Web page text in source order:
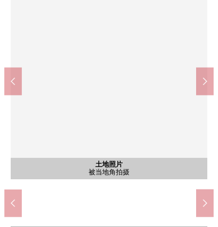
土地照片
被当地角拍摄
土地照片
从当地南侧拍摄
土地照片
含有前面道路的外观
南侧的道路的样子
土地照片
从当地西侧拍摄
土地照片
从当地西侧拍摄
含有前面道路的外观
西侧的道路的样子
Lawson·THREE F荣上之町商店(约90m)
7-Eleven横滨荣红叶桥店(约640m)
伊藤洋华堂桂台商店(约1020m)
横滨上乡邮局(约360m)
横滨市立上乡小学(约330m)
横滨市立上乡中学(约280m)